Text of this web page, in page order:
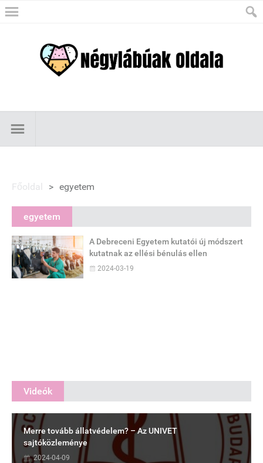
Főoldal > egyetem
egyetem
A Debreceni Egyetem kutatói új módszert
kutatnak az ellési bénulás ellen
2024-03-19
Videók
Merre tovább állatvédelem? – Az UNIVET
sajtóközleménye
2024-04-09